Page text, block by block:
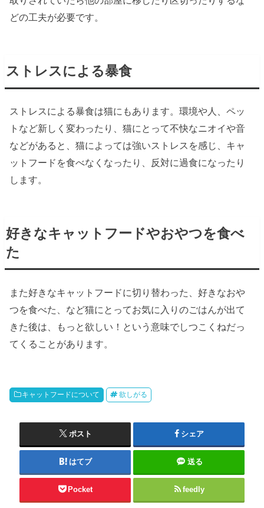
どの工夫が必要です。
ストレスによる暴食
ストレスによる暴食は猫にもあります。環境や人、ペッ
トなど新しく変わったり、猫にとって不快なニオイや音
などがあると、猫によっては強いストレスを感じ、キャ
ットフードを食べなくなったり、反対に過食になったり
します。
好きなキャットフードやおやつを食べ
た
また好きなキャットフードに切り替わった、好きなおや
つを食べた、など猫にとってお気に入りのごはんが出て
きた後は、もっと欲しい！という意味でしつこくねだっ
てくることがあります。
キャットフードについて 欲しがる
ポスト シェア
はてブ 送る
Pocket feedly